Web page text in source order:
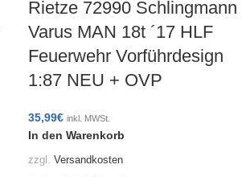
Rietze 72990 Schlingmann
Varus MAN 18t ´17 HLF
Feuerwehr Vorführdesign
1:87 NEU + OVP
35,99€ inkl. MWSt.
In den Warenkorb
zzgl. Versandkosten